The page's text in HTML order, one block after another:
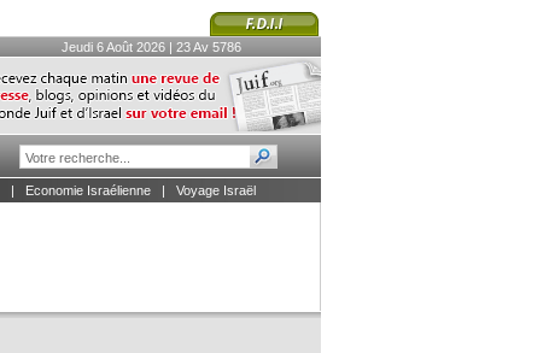
Jeudi 6 Août 2026 | 23 Av 5786
| Economie Israélienne| Voyage Israël